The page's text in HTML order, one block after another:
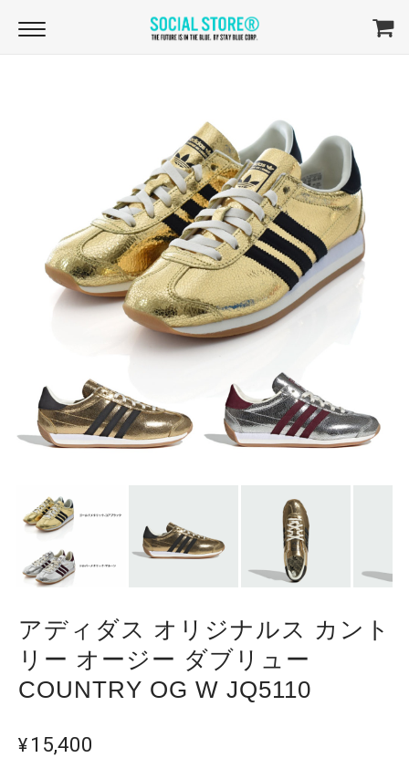
アディダス オリジナルス カント
リー オージー ダブリュー
COUNTRY OG W JQ5110
¥15,400